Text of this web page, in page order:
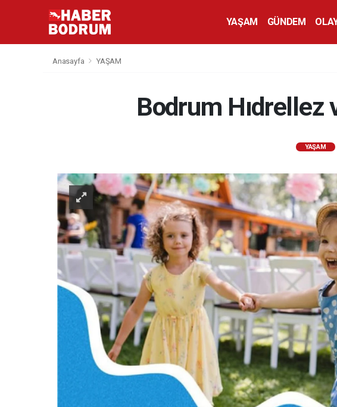
YAŞAM GÜNDEM
Anasayfa YAŞAM
Bodrum Hıdrellez
YAŞAM